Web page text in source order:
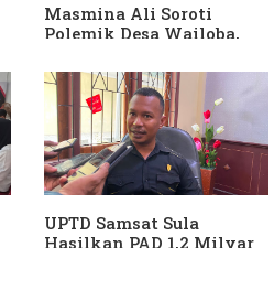
Masmina Ali Soroti
Polemik Desa Wailoba,
Keterlibatan Ketua PKB
Sula
UPTD Samsat Sula
Hasilkan PAD 1,2 Milyar